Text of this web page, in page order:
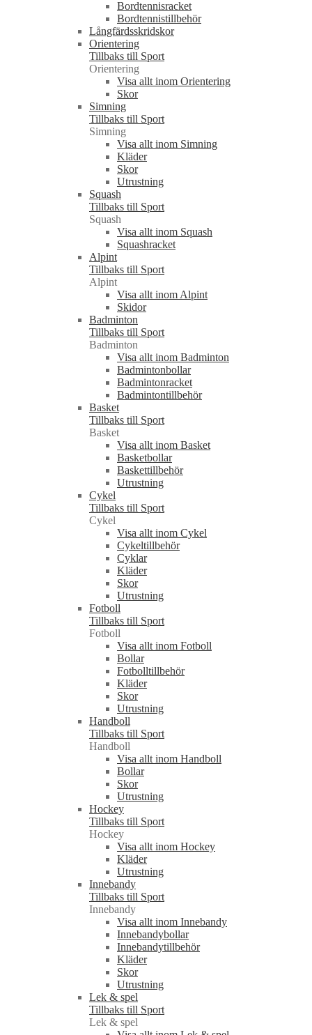
Bordtennisracket
Bordtennistillbehör
Långfärdsskridskor
Orientering
Tillbaks till Sport
Orientering
Visa allt inom Orientering
Skor
Simning
Tillbaks till Sport
Simning
Visa allt inom Simning
Kläder
Skor
Utrustning
Squash
Tillbaks till Sport
Squash
Visa allt inom Squash
Squashracket
Alpint
Tillbaks till Sport
Alpint
Visa allt inom Alpint
Skidor
Badminton
Tillbaks till Sport
Badminton
Visa allt inom Badminton
Badmintonbollar
Badmintonracket
Badmintontillbehör
Basket
Tillbaks till Sport
Basket
Visa allt inom Basket
Basketbollar
Baskettillbehör
Utrustning
Cykel
Tillbaks till Sport
Cykel
Visa allt inom Cykel
Cykeltillbehör
Cyklar
Kläder
Skor
Utrustning
Fotboll
Tillbaks till Sport
Fotboll
Visa allt inom Fotboll
Bollar
Fotbolltillbehör
Kläder
Skor
Utrustning
Handboll
Tillbaks till Sport
Handboll
Visa allt inom Handboll
Bollar
Skor
Utrustning
Hockey
Tillbaks till Sport
Hockey
Visa allt inom Hockey
Kläder
Utrustning
Innebandy
Tillbaks till Sport
Innebandy
Visa allt inom Innebandy
Innebandybollar
Innebandytillbehör
Kläder
Skor
Utrustning
Lek & spel
Tillbaks till Sport
Lek & spel